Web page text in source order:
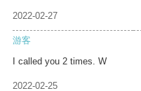
2022-02-27
游客
I called you 2 times. W
2022-02-25